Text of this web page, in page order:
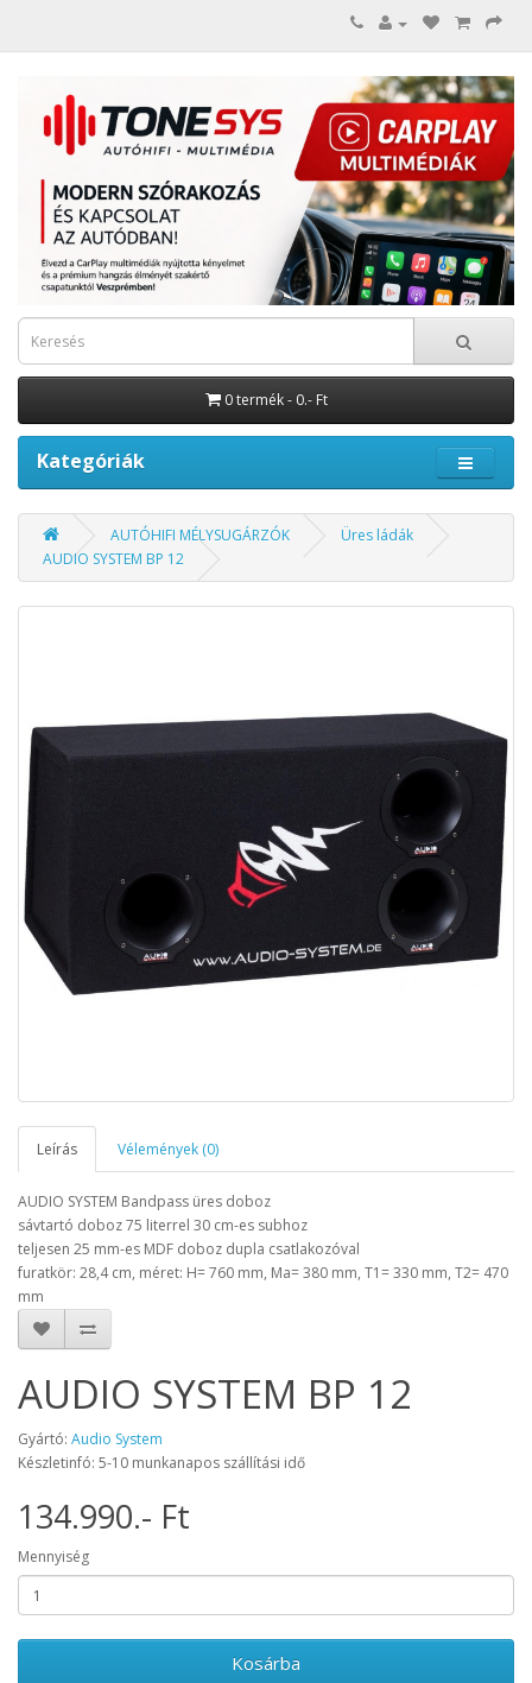
0 termék - 0.- Ft
Kategóriák
AUTÓHIFI MÉLYSUGÁRZÓK
Üres ládák
AUDIO SYSTEM BP 12
Leírás Vélemények (0)
AUDIO SYSTEM Bandpass üres doboz
sávtartó doboz 75 literrel 30 cm-es subhoz
teljesen 25 mm-es MDF doboz dupla csatlakozóval
furatkör: 28,4 cm, méret: H= 760 mm, Ma= 380 mm, T1= 330 mm, T2= 470
mm
AUDIO SYSTEM BP 12
Gyártó: Audio System
Készletinfó: 5-10 munkanapos szállítási idő
134.990.- Ft
Mennyiség
Kosárba